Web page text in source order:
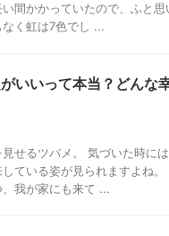
間かかっていたので、ふと思
く虹は7色でし ...
いいって本当？どんな
せるツバメ。 気づいた時に
ている姿が見られますよね
我が家にも来て ...